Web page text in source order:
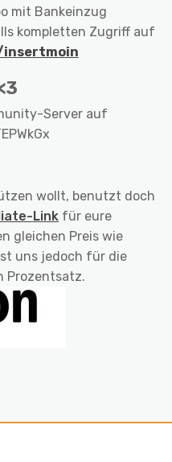
mit Bankeinzug
kompletten Zugriff auf
insertmoin
Server auf
wollt, benutzt doch
Link für eure
gleichen Preis wie
uns jedoch für die
Prozentsatz.